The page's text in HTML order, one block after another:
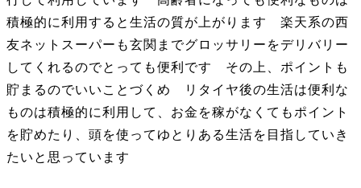
積極的に利用すると生活の質が上がります 楽天系の西
友ネットスーパーも玄関までグロッサリーをデリバリー
してくれるのでとっても便利です その上、ポイントも
貯まるのでいいことづくめ リタイヤ後の生活は便利な
ものは積極的に利用して、お金を稼がなくてもポイント
を貯めたり、頭を使ってゆとりある生活を目指していき
たいと思っています